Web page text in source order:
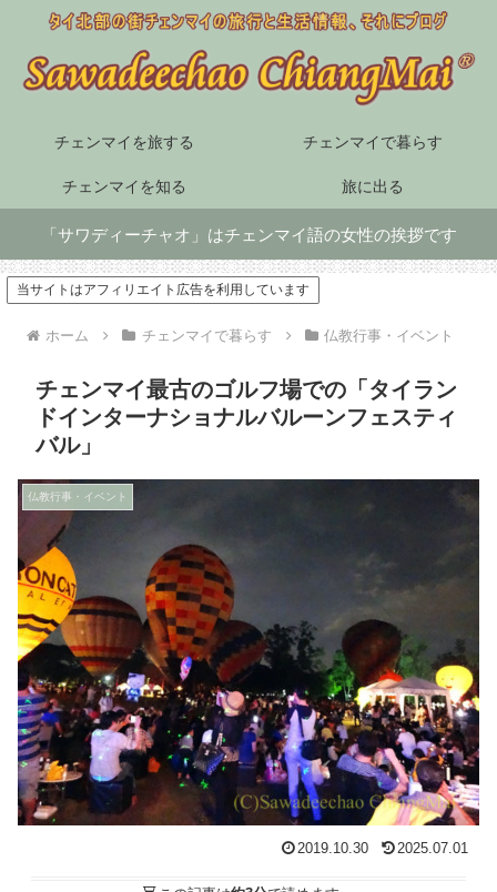
チェンマイを旅する チェンマイで暮らす
チェンマイを知る 旅に出る
「サワディーチャオ」はチェンマイ語の女性の挨拶です
当サイトはアフィリエイト広告を利用しています
ホーム チェンマイで暮らす 仏教行事・イベント
チェンマイ最古のゴルフ場での「タイラン
ドインターナショナルバルーンフェスティ
バル」
仏教行事・イベント
2019.10.30 2025.07.01